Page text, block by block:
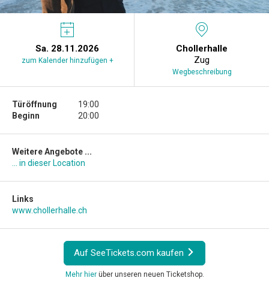
Sa. 28.11.2026
zum Kalender hinzufügen +
Chollerhalle
Zug
Wegbeschreibung
Türöffnung
Beginn
19:00
20:00
Weitere Angebote ...
... in dieser Location
Links
www.chollerhalle.ch
Auf SeeTickets.com kaufen
Mehr hierüber unseren neuen Ticketshop.